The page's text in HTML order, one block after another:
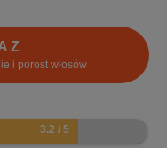
i porost włosów